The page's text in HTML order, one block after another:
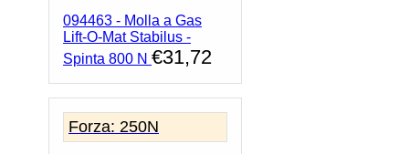
094463 - Molla a Gas
Lift-O-Mat Stabilus -
Spinta 800 N €31,72
Forza: 250N